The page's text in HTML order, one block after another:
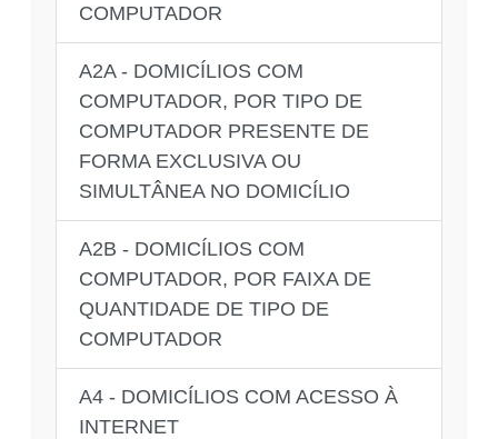
COMPUTADOR
A2A - DOMICÍLIOS COM
COMPUTADOR, POR TIPO DE
COMPUTADOR PRESENTE DE
FORMA EXCLUSIVA OU
SIMULTÂNEA NO DOMICÍLIO
A2B - DOMICÍLIOS COM
COMPUTADOR, POR FAIXA DE
QUANTIDADE DE TIPO DE
COMPUTADOR
A4 - DOMICÍLIOS COM ACESSO À
INTERNET